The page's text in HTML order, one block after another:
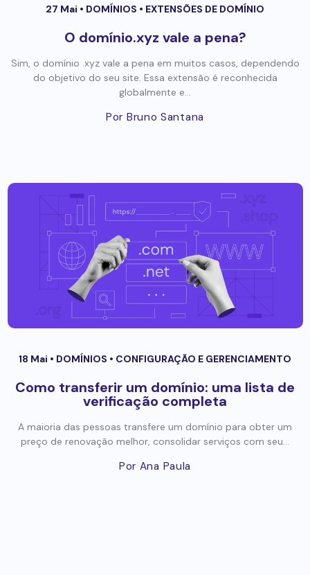
27 Mai • DOMÍNIOS • EXTENSÕES DE DOMÍNIO
O domínio.xyz vale a pena?
Sim, o domínio .xyz vale a pena em muitos casos, dependendo
do objetivo do seu site. Essa extensão é reconhecida
globalmente e...
Por Bruno Santana
18 Mai • DOMÍNIOS • CONFIGURAÇÃO E GERENCIAMENTO
Como transferir um domínio: uma lista de
verificação completa
A maioria das pessoas transfere um domínio para obter um
preço de renovação melhor, consolidar serviços com seu...
Por Ana Paula